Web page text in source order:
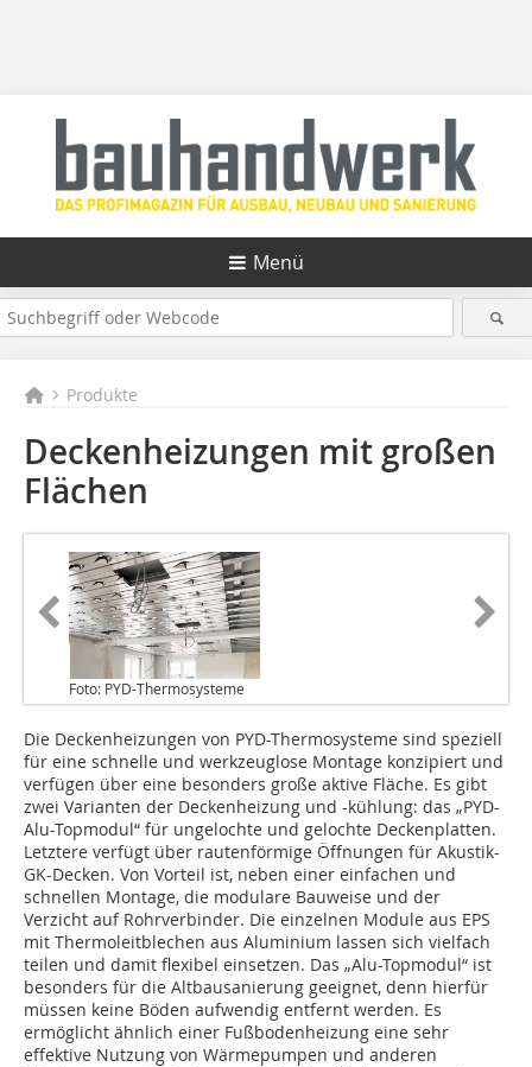
Menü
Produkte
Deckenheizungen mit großen
Flächen
Foto: PYD-Thermosysteme
Die Deckenheizungen von PYD-Thermosysteme sind speziell
für eine schnelle und werkzeuglose Montage konzipiert und
verfügen über eine besonders große aktive Fläche. Es gibt
zwei Varianten der Deckenheizung und -kühlung: das „PYD-
Alu-Top­modul“ für ungelochte und gelochte Deckenplatten.
Letztere verfügt über rautenförmige Öffnungen für Akustik-
GK-Decken. Von Vorteil ist, neben einer einfachen und
schnellen Montage, die modulare Bauweise und der
Verzicht auf Rohrverbinder. Die einzelnen Module aus EPS
mit Thermoleitblechen aus Aluminium lassen sich vielfach
teilen und damit flexibel einsetzen. Das „Alu-Topmodul“ ist
besonders für die Altbausanierung geeignet, denn hierfür
müssen keine Böden aufwendig entfernt werden. Es
ermöglicht ähnlich einer Fußbodenheizung eine sehr
effektive Nutzung von Wärmepumpen und anderen